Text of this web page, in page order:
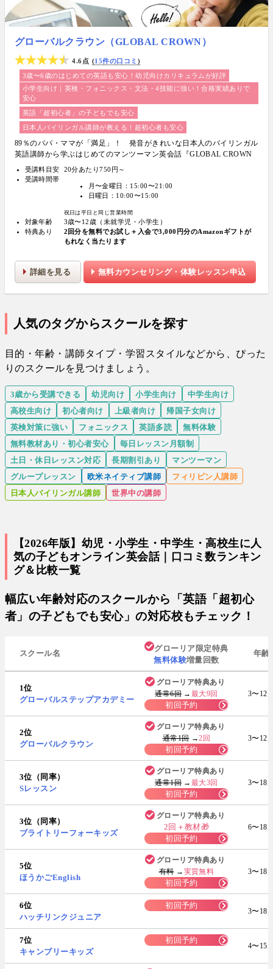
グローバルクラウン（GLOBAL CROWN）
4.6点
15件の口コミ
3歳〜6歳のはじめての英語も安心！幼児向けカリキュラムが好評
小学生向け｜英検・フォニックス・文法・4技能に強い！合格実績ありで
安心
英語「超初心者」の子どもでも安心
日本人バイリンガル講師が教える！超初心者も安心
89％のパパ・ママが「満足」！ 発音がきれいな日本人のバイリンガル
英語講師から学ぶはじめてのマンツーマン英会話『GLOBAL CROWN
（グローバルクラウン）』
受講料目安
20分あたり750円～
受講時間帯
月〜金曜日：15:00〜21:00
日曜日：10:00〜15:00
祝日は平日と同じ営業時間
対象年齢
3歳〜12歳（未就学児・小学生）
特典あり
2回分を無料でお試し＋入会で3,000円分のAmazonギフトが
もれなく当たります
詳細を見る 無料カウンセリング・体験レッスン申込
人気のタグからスクールを探す
目的・年齢・講師タイプ・学習スタイルなどから、ぴった
りのスクールを見つけましょう。
3歳から受講できる 幼児向け 小学生向け
中学生向け
高校生向け
初心者向け 上級者向け
帰国子女向け
英検対策に強い
フォニックス 英語多読
無料体験
無料教材あり・初心者安心
毎日レッスン月額制
土日・休日レッスン対応
長期割引あり
マンツーマン
グループレッスン
欧米ネイティブ講師
フィリピン人講師
日本人バイリンガル講師
世界中の講師
【2026年版】幼児・小学生・中学生・高校生に人
気の子どもオンライン英会話｜口コミ数ランキン
グ＆比較一覧
幅広い年齢対応のスクールから「英語「超初心
者」の子どもでも安心」の対応校もチェック！
スクール名
グローリア限定特典
無料体験増量回数
年齢
1位
グローバルステップアカデミー
グローリア特典あり
通常6回 → 最大9回
初回予約
3〜12
2位
グローバルクラウン
グローリア特典あり
通常1回→2回
初回予約
3〜12
3位（同率）
Sレッスン
グローリア特典あり
通常1回 → 最大3回
初回予約
3〜18
3位（同率）
ブライトリーフォーキッズ
グローリア特典あり
2回＋教材🎁
初回予約
6〜18
5位
ほうかごEnglish
グローリア特典あり
有料→ 実質無料
初回予約
3〜18
6位
ハッチリンクジュニア
初回予約
3〜18
7位
キャンブリーキッズ
初回予約
4〜15